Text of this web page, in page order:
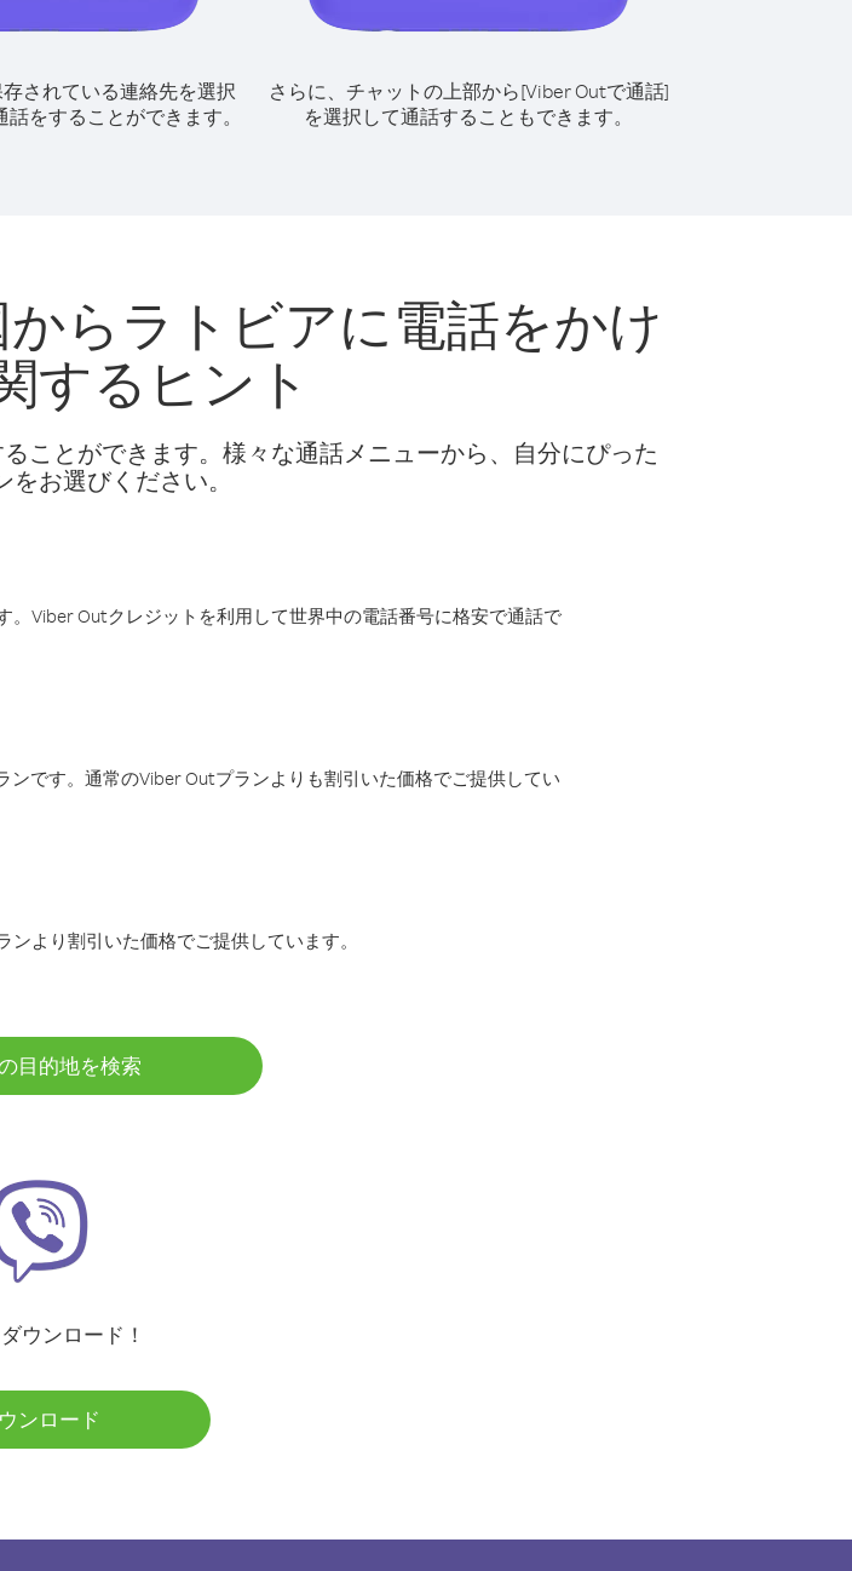
されている連絡先を選択
をすることができます。
さらに、チャットの上部から[Viber Outで通話]
を選択して通話することもできます。
らラトビアに電話をかけ
するヒント
ことができます。様々な通話メニューから、自分にぴった
をお選びください。
Viber Outクレジットを利用して世界中の電話番号に格安で通話で
です。通常のViber Outプランよりも割引いた価格でご提供してい
より割引いた価格でご提供しています。
目的地を検索
ウンロード！
ンロード